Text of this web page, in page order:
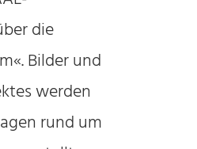
die
Bilder und
werden
rund um